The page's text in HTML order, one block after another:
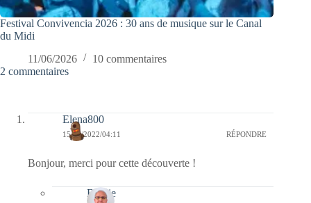
Festival Convivencia 2026 : 30 ans de musique sur le Canal
du Midi
11/06/2026
10 commentaires
2 commentaires
Elena800
15/06/2022/04:11 RÉPONDRE
Bonjour, merci pour cette découverte !
Bernie